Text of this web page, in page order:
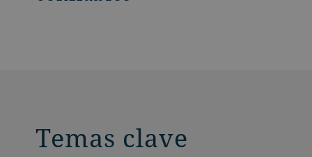
Temas clave